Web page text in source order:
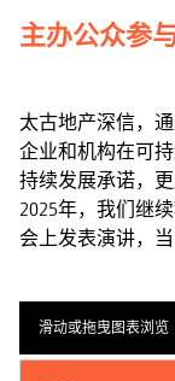
主办公众参
太古地产深信，
企业和机构在可
持续发展承诺，
2025年，我们继
会上发表演讲，当
滑动或拖曳图表浏览